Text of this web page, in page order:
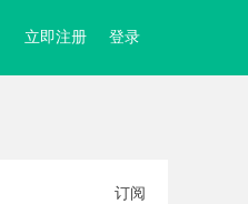
登录
立即注册
订阅